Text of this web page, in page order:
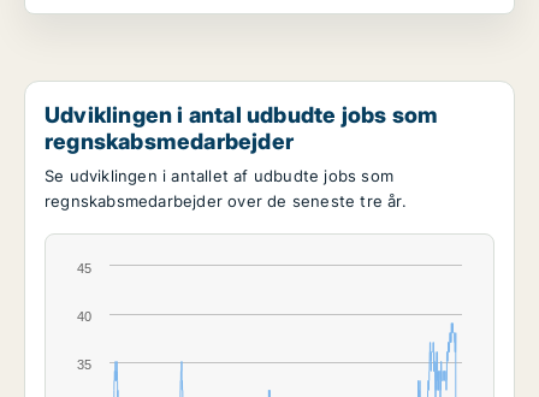
Udviklingen i antal udbudte jobs som
regnskabsmedarbejder
Se udviklingen i antallet af udbudte jobs som
regnskabsmedarbejder over de seneste tre år.
35
40
45